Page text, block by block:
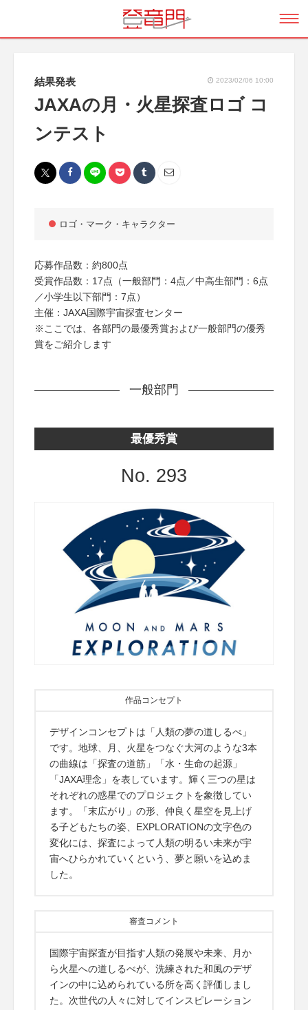
結果発表 2023/02/06 10:00
JAXAの月・火星探査ロゴ コ
ンテスト
ロゴ・マーク・キャラクター
応募作品数：約800点
受賞作品数：17点（一般部門：4点／中高生部門：6点
／小学生以下部門：7点）
主催：JAXA国際宇宙探査センター
※ここでは、各部門の最優秀賞および一般部門の優秀
賞をご紹介します
一般部門
最優秀賞
No. 293
作品コンセプト
デザインコンセプトは「人類の夢の道しるべ」
です。地球、月、火星をつなぐ大河のような3本
の曲線は「探査の道筋」「水・生命の起源」
「JAXA理念」を表しています。輝く三つの星は
それぞれの惑星でのプロジェクトを象徴してい
ます。「末広がり」の形、仲良く星空を見上げ
る子どもたちの姿、EXPLORATIONの文字色の
変化には、探査によって人類の明るい未来が宇
宙へひらかれていくという、夢と願いを込めま
した。
審査コメント
国際宇宙探査が目指す人類の発展や未来、月か
ら火星への道しるべが、洗練された和風のデザ
インの中に込められている所を高く評価しまし
た。次世代の人々に対してインスピレーション